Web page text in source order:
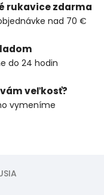
rukavice zdarma
nad 70 €
do 24 hodin
veľkosť?
vymeníme